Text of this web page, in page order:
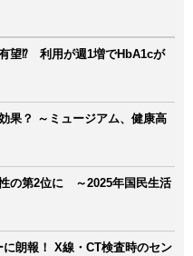
望⁉ 利用が週1増でHbA1cが
果？ ～ミュージアム、健康高
の第2位に ～2025年国民生活
朗報！ X線・CT検査時のセン